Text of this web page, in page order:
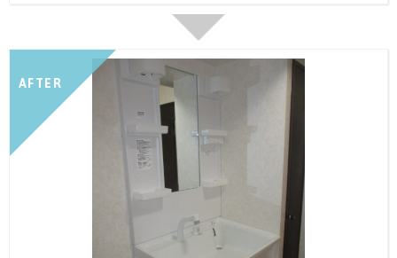
AFTER